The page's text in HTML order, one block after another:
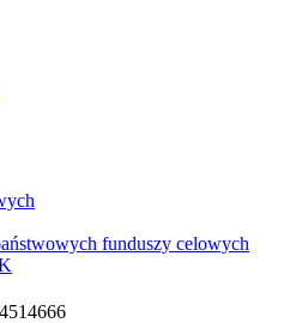
funduszy celowych
4514666